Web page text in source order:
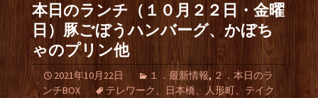
本日のランチ（１０月２２日・金曜
日）豚ごぼうハンバーグ、かぼち
ゃのプリン他
2021年10月22日 １．最新情報,２．本日のラ
ンチBOX
テレワーク、日本橋、人形町、テイク